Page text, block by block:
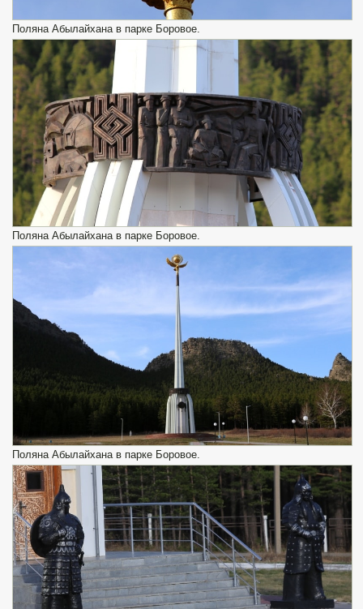
Поляна Абылайхана в парке Боровое.
Поляна Абылайхана в парке Боровое.
Поляна Абылайхана в парке Боровое.